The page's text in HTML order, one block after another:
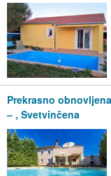
Prekrasno
– , Svetvinčena